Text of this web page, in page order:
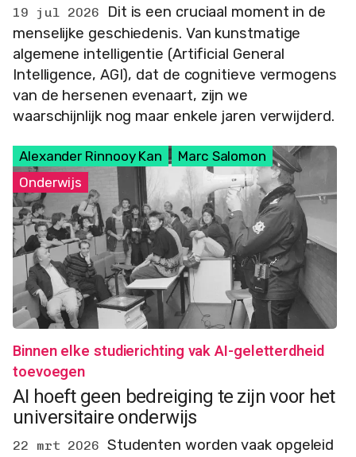
19 jul 2026
Dit is een cruciaal moment in de
menselijke geschiedenis. Van kunstmatige
algemene intelligentie (Artificial General
Intelligence, AGI), dat de cognitieve vermogens
van de hersenen evenaart, zijn we
waarschijnlijk nog maar enkele jaren verwijderd.
Alexander Rinnooy Kan
Marc Salomon
Onderwijs
Binnen elke studierichting vak AI-geletterdheid
toevoegen
AI hoeft geen bedreiging te zijn voor het
universitaire onderwijs
22 mrt 2026 Studenten worden vaak opgeleid